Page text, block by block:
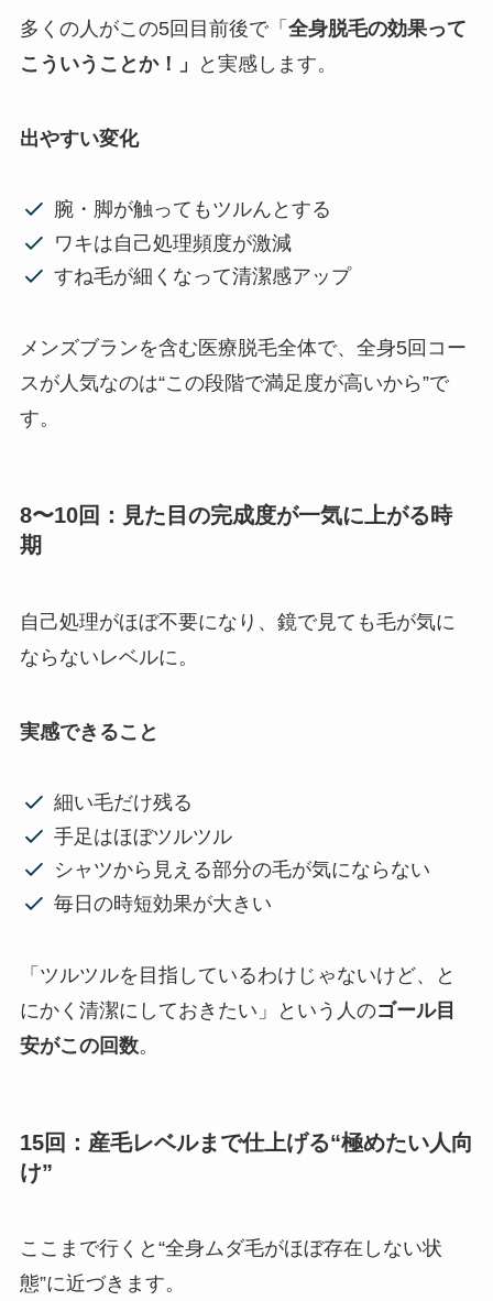
多くの人がこの5回目前後で「 全身脱毛の効果って
こういうことか！」
と実感します。
出やすい変化
腕・脚が触ってもツルんとする
ワキは自己処理頻度が激減
すね毛が細くなって清潔感アップ
メンズブランを含む医療脱毛全体で、全身5回コー
スが人気なのは“この段階で満足度が高いから”で
す。
8〜10回：見た目の完成度が一気に上がる時
期
自己処理がほぼ不要になり、鏡で見ても毛が気に
ならないレベルに。
実感できること
細い毛だけ残る
手足はほぼツルツル
シャツから見える部分の毛が気にならない
毎日の時短効果が大きい
「ツルツルを目指しているわけじゃないけど、と
にかく清潔にしておきたい」という人のゴール目
安がこの回数。
15回：産毛レベルまで仕上げる“極めたい人向
け”
ここまで行くと“全身ムダ毛がほぼ存在しない状
態”に近づきます。